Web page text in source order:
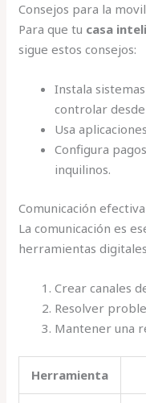
Consejos para la
Para que tu casa
sigue estos consejos:
Instala
controlar
Usa
Configura
inquilinos.
Comunicación
La comunicación es
herramientas
Crear canales
Resolver
Mantener una
Herramienta